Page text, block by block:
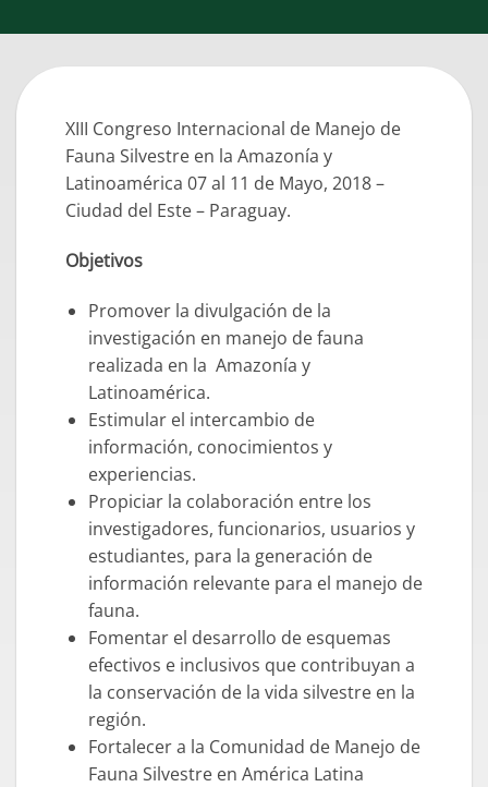
XIII Congreso Internacional de Manejo de
Fauna Silvestre en la Amazonía y
Latinoamérica 07 al 11 de Mayo, 2018 –
Ciudad del Este – Paraguay.
Objetivos
Promover la divulgación de la
investigación en manejo de fauna
realizada en la Amazonía y
Latinoamérica.
Estimular el intercambio de
información, conocimientos y
experiencias.
Propiciar la colaboración entre los
investigadores, funcionarios, usuarios y
estudiantes, para la generación de
información relevante para el manejo de
fauna.
Fomentar el desarrollo de esquemas
efectivos e inclusivos que contribuyan a
la conservación de la vida silvestre en la
región.
Fortalecer a la Comunidad de Manejo de
Fauna Silvestre en América Latina